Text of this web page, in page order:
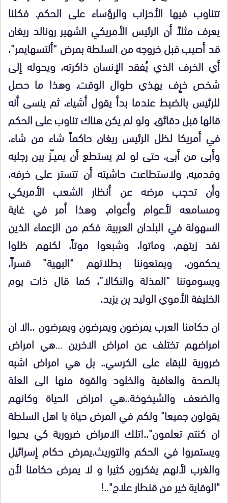
تتناوب فيها الأحزاب والرؤساء على الحكم. فكلنا
يعرف مثلاً أن الرئيس الأمريكي الشهير رونالد ريغان
قد أصيب قبل خروجه من السلطة بمرض “ألتسهايمر”،
أي الخرف الذي يُفقد الإنسان ذاكرته، ويحوله إلى
شخص خرٍف يهذي طوال الوقت. وهذا ما حصل
للرئيس بالضبط عندما بدأ يقول أشياء، ثم ينسى أنه
قالها قبل دقائق. ولو لم يكن هناك تناوب على الحكم
في أمريكا لظل الرئيس ريغان حاكماً شاء من شاء،
وأبى من أبى، حتى لو لم يستطع أن يميــّز بين رجليه
وقدميه, ولاستطاعت حاشيته أن تتستر على خرفه،
وأن تحجب مرضه عن أنظار الشعب الأمريكي
ومسامعه لأعوام وأعوام. وهذا أمر في غاية
السهولة في البلدان العربية. فكم من الزعماء الذين
نفد زيتهم، وماتوا، وشبعوا موتاً، لكنهم ظلوا
يحكمون، ويمتعوننا بطلاتهم “البهية” قسراً،
ويسوموننا “المذلة والنكالا”، كما قال ذات يوم
الخليفة الأموي الوليد بن يزيد.
ان حكامنا العرب يمرضون ويمرضون ويمرضون ..الا ان
امراضهم تختلف عن امراض الاخرين …هي امراض
ضرورية للبقاء على الكرسي.. بل هي امراض اشبه
بالصحة والعافية والخلود والقوة منها الى العلة
والضعف والشيخوخة..هي امراض الحياة وكانهم
يقولون جميعا" ولكم في المرض حياة يا اهل السلطة
ان كنتم تعلمون"..!تلك الامراض ضرورية كي يحيوا
ويستمروا في الحكم والتوريث.يمرض حكام إسرائيل
والغرب لأنهم يفكرون كثيرا و لا يمرض حكامنا لأن
"الوقاية خير من قنطار علاج"..!